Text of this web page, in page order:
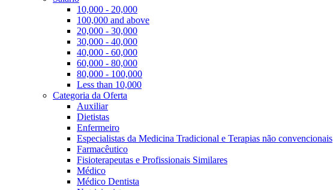
10,000 - 20,000
100,000 and above
20,000 - 30,000
30,000 - 40,000
40,000 - 60,000
60,000 - 80,000
80,000 - 100,000
Less than 10,000
Categoria da Oferta
Auxiliar
Dietistas
Enfermeiro
Especialistas da Medicina Tradicional e Terapias não convencionais
Farmacêutico
Fisioterapeutas e Profissionais Similares
Médico
Médico Dentista